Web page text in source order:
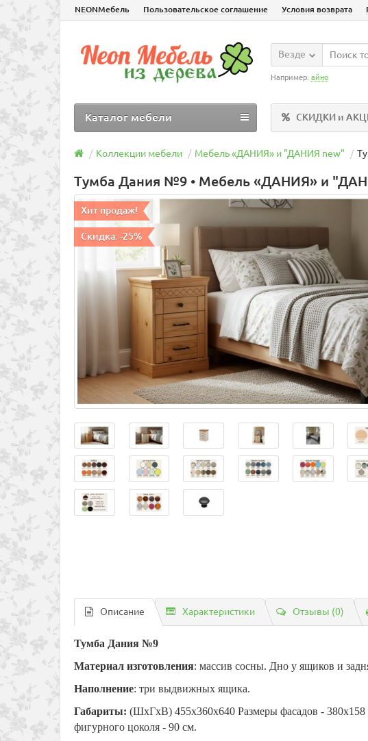
NEONМебель Пользовательское соглашение Условия возврата
Везде
Например: айно
СКИДКИ и
Каталог мебели
Коллекции мебели Мебель «ДАНИЯ» и "ДАНИЯ new"
Тумба Дания №9 • Мебель «ДАНИЯ» и
Хит продаж!
Скидка: -25%
Описание Характеристики Отзывы (0)
Тумба Дания №9
Материал изготовления: массив сосны. Дно у ящиков и
Наполнение: три выдвижных ящика.
Габариты: (ШхГхВ) 455х360х640 Размеры фасадов -
фигурного цоколя - 90 см.